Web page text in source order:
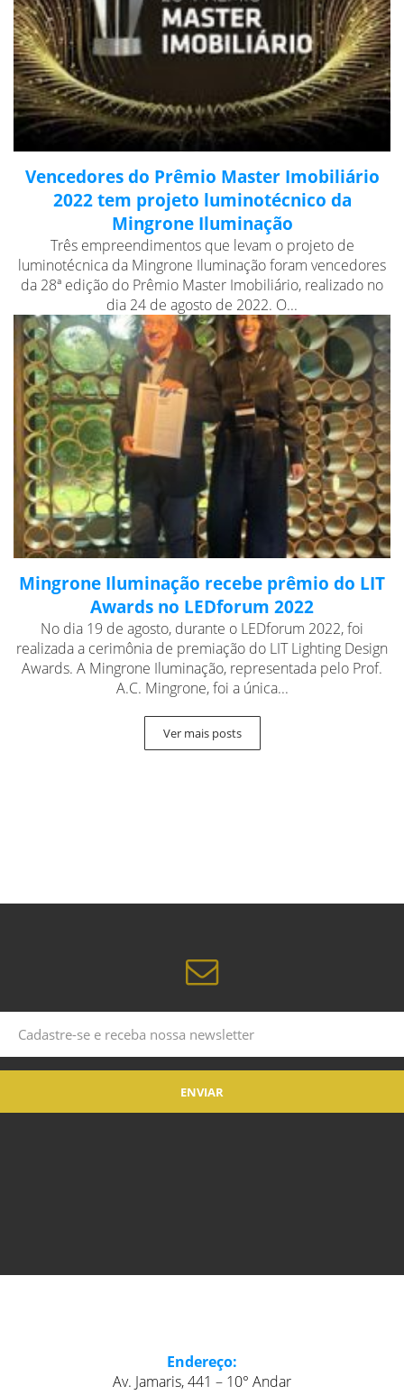
Vencedores do Prêmio Master Imobiliário
2022 tem projeto luminotécnico da
Mingrone Iluminação
Três empreendimentos que levam o projeto de
luminotécnica da Mingrone Iluminação foram vencedores
da 28ª edição do Prêmio Master Imobiliário, realizado no
dia 24 de agosto de 2022. O...
Mingrone Iluminação recebe prêmio do LIT
Awards no LEDforum 2022
No dia 19 de agosto, durante o LEDforum 2022, foi
realizada a cerimônia de premiação do LIT Lighting Design
Awards. A Mingrone Iluminação, representada pelo Prof.
A.C. Mingrone, foi a única...
Ver mais posts
Endereço:
Av. Jamaris, 441 – 10° Andar